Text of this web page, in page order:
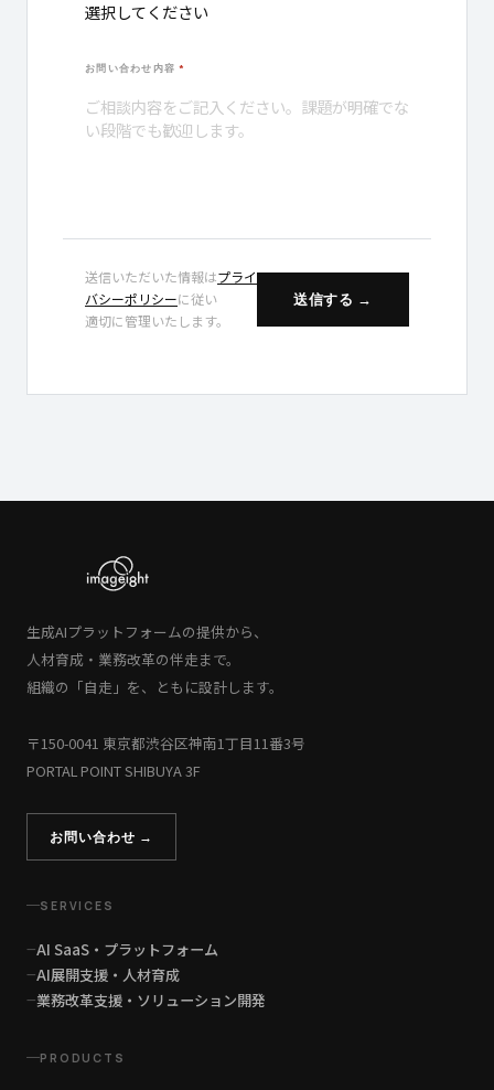
お問い合わせ内容*
送信いただいた情報はプライ
バシーポリシーに従い
適切に管理いたします。
送信する →
生成AIプラットフォームの提供から、
人材育成・業務改革の伴走まで。
組織の「自走」を、ともに設計します。
〒150-0041 東京都渋谷区神南1丁目11番3号
PORTAL POINT SHIBUYA 3F
お問い合わせ →
SERVICES
AI SaaS・プラットフォーム
AI展開支援・人材育成
業務改革支援・ソリューション開発
PRODUCTS